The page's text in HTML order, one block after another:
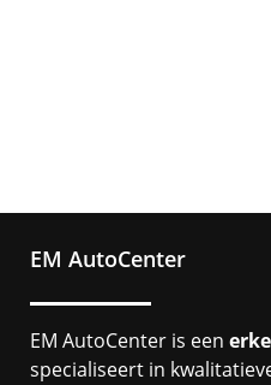
EM AutoCenter
EM AutoCenter is een
specialiseert in